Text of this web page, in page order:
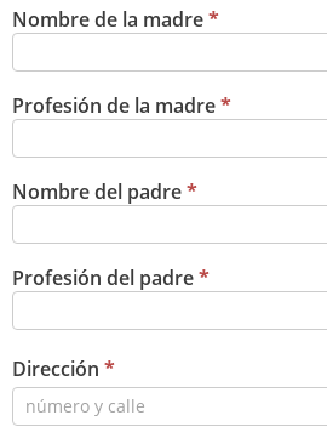
Nombre de la madre*
Profesión de la madre*
Nombre del padre*
Profesión del padre*
Dirección *
Dirección